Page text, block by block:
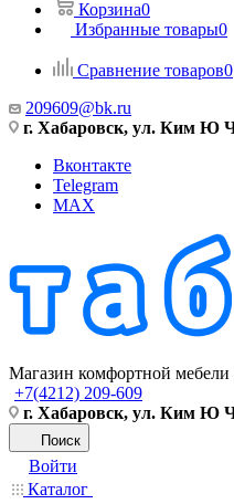
Корзина0
Избранные товары0
Сравнение товаров0
209609@bk.ru
г. Хабаровск, ул. Ким Ю
Вконтакте
Telegram
MAX
Магазин комфортной мебели
+7(4212) 209-609
г. Хабаровск, ул. Ким Ю
Поиск
Войти
Каталог